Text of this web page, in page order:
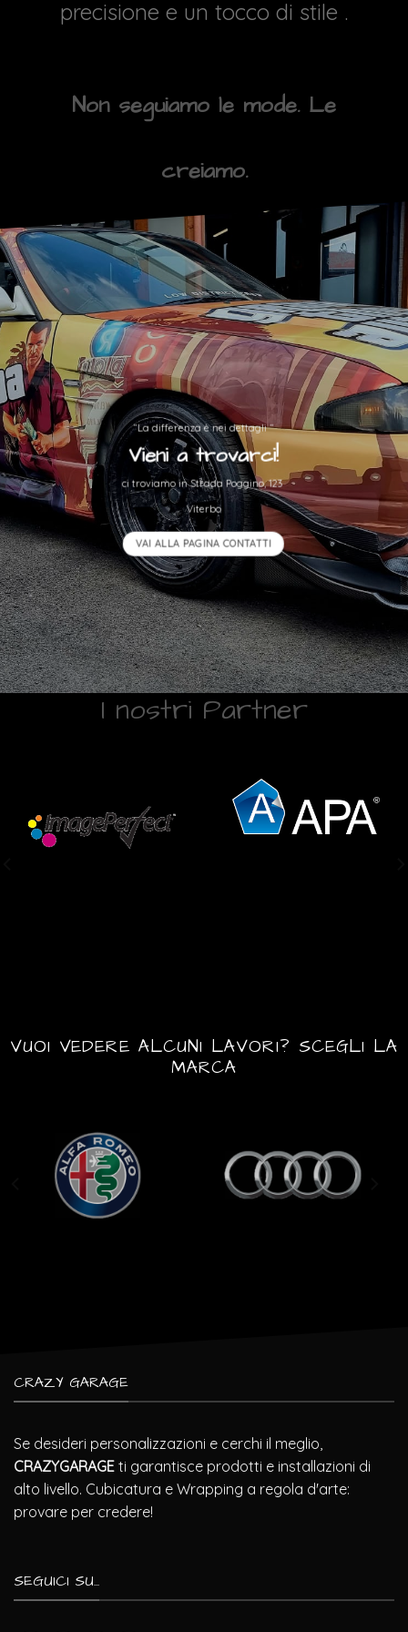
precisione e un tocco di stile .
Non seguiamo le mode. Le
creiamo.
“La differenza è nei dettagli “
Vieni a trovarci!
ci troviamo in Strada Poggino, 123
Viterbo
VAI ALLA PAGINA CONTATTI
I nostri Partner
VUOI VEDERE ALCUNI LAVORI? SCEGLI LA
MARCA
CRAZY GARAGE
Se desideri personalizzazioni e cerchi il meglio,
CRAZYGARAGE ti garantisce prodotti e installazioni di
alto livello. Cubicatura e Wrapping a regola d'arte:
provare per credere!
SEGUICI SU...